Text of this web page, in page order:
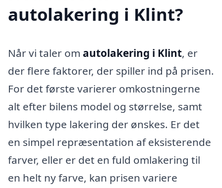
autolakering i Klint?
Når vi taler om autolakering i Klint, er
der flere faktorer, der spiller ind på prisen.
For det første varierer omkostningerne
alt efter bilens model og størrelse, samt
hvilken type lakering der ønskes. Er det
en simpel repræsentation af eksisterende
farver, eller er det en fuld omlakering til
en helt ny farve, kan prisen variere